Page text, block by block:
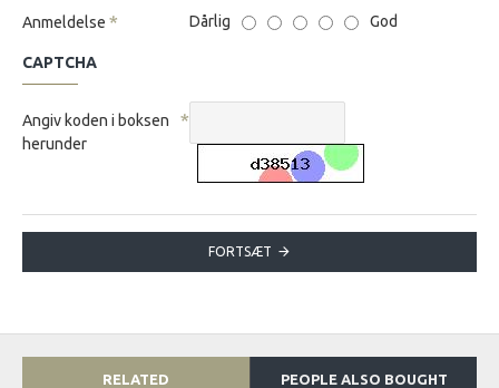
Anmeldelse Dårlig God
CAPTCHA
Angiv koden i boksen
herunder
FORTSÆT
RELATED PEOPLE ALSO BOUGHT